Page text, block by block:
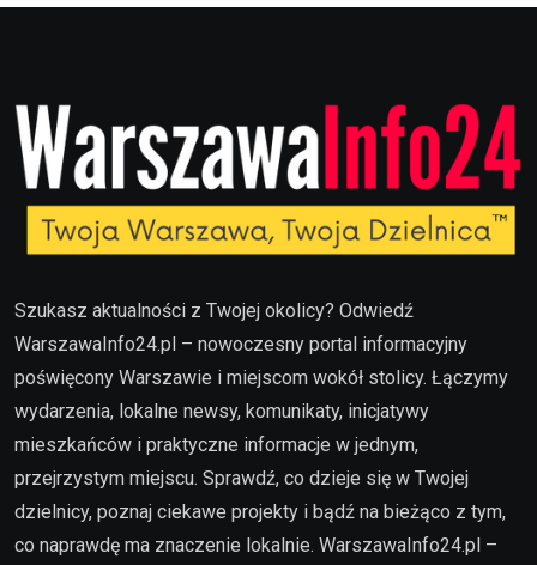
Szukasz aktualności z Twojej okolicy? Odwiedź
WarszawaInfo24.pl – nowoczesny portal informacyjny
poświęcony Warszawie i miejscom wokół stolicy. Łączymy
wydarzenia, lokalne newsy, komunikaty, inicjatywy
mieszkańców i praktyczne informacje w jednym,
przejrzystym miejscu. Sprawdź, co dzieje się w Twojej
dzielnicy, poznaj ciekawe projekty i bądź na bieżąco z tym,
co naprawdę ma znaczenie lokalnie. WarszawaInfo24.pl –